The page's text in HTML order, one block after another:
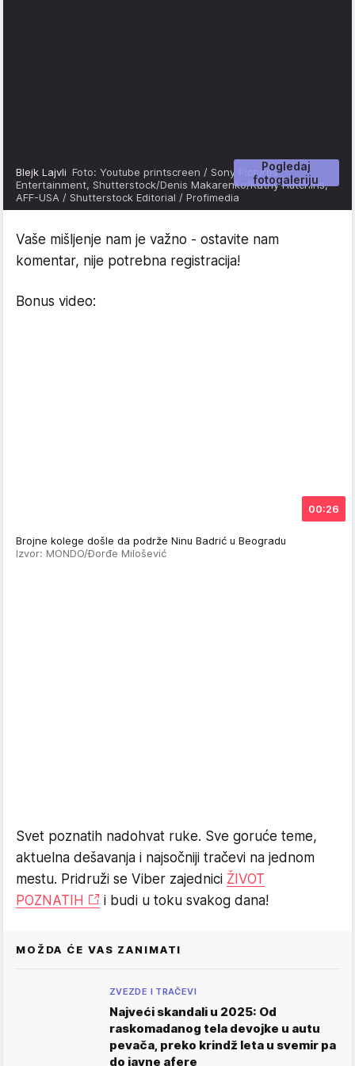
Pogledaj
fotogaleriju
Blejk Lajvli Foto: Youtube printscreen / Sony Pictures
Entertainment, Shutterstock/Denis Makarenko/Kathy Hutchins,
AFF-USA / Shutterstock Editorial / Profimedia
Vaše mišljenje nam je važno - ostavite nam
komentar, nije potrebna registracija!
Bonus video:
00:26
Brojne kolege došle da podrže Ninu Badrić u Beogradu
Izvor: MONDO/Đorđe Milošević
Svet poznatih nadohvat ruke. Sve goruće teme,
aktuelna dešavanja i najsočniji tračevi na jednom
mestu. Pridruži se Viber zajednici ŽIVOT
POZNATIH
i budi u toku svakog dana!
MOŽDA ĆE VAS ZANIMATI
ZVEZDE I TRAČEVI
Najveći skandali u 2025: Od
raskomadanog tela devojke u autu
pevača, preko krindž leta u svemir pa
do javne afere